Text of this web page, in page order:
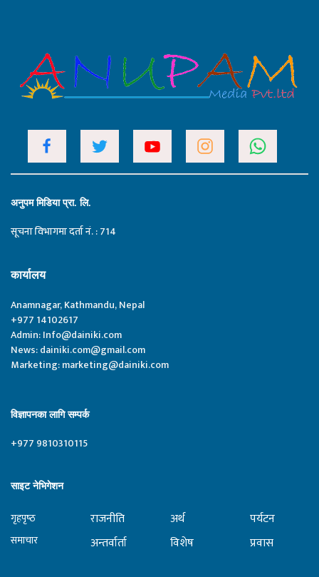
अनुपम मिडिया प्रा. लि.
सूचना विभागमा दर्ता नं. : 714
कार्यालय
Anamnagar, Kathmandu, Nepal
+977 14102617
Admin:Info@dainiki.com
News:dainiki.com@gmail.com
Marketing:marketing@dainiki.com
विज्ञापनका लागि सम्पर्क
+977 9810310115
साइट नेभिगेशन
गृहपृष्‍ठ
समाचार
राजनीति
अन्तर्वार्ता
अर्थ
विशेष
पर्यटन
प्रवास